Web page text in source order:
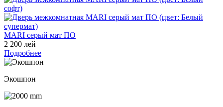
MARI cерый мат ПО
2 200 лей
Подробнее
Экошпон